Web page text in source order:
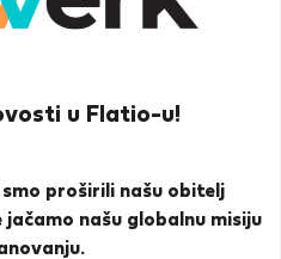
u Flatio-u!
smo proširili našu obitelj
našu globalnu misiju
G.
Thorikou